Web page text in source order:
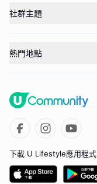
社群主題
熱門地點
下載 U Lifestyle應用程式